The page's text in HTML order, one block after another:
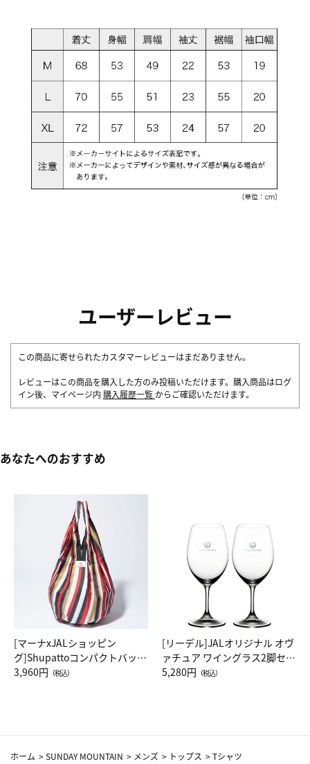
ユーザーレビュー
この商品に寄せられたカスタマーレビューはまだありません。
レビューはこの商品を購入した方のみ投稿いただけます。購入商品はログ
イン後、マイページ内 購入履歴一覧 からご確認いただけます。
あなたへのおすすめ
[マーナxJALショッピン
グ]Shupattoコンパクトバッグ
Drop JAL客室乗務員（LC）ス
3,960円 （税込）
[リーデル]JALオリジナル オヴ
ァチュア ワイングラス2脚セッ
ト（レッドワイン）
5,280円 （税込）
ホーム >SUNDAY MOUNTAIN > メンズ > トップス >Tシャツ